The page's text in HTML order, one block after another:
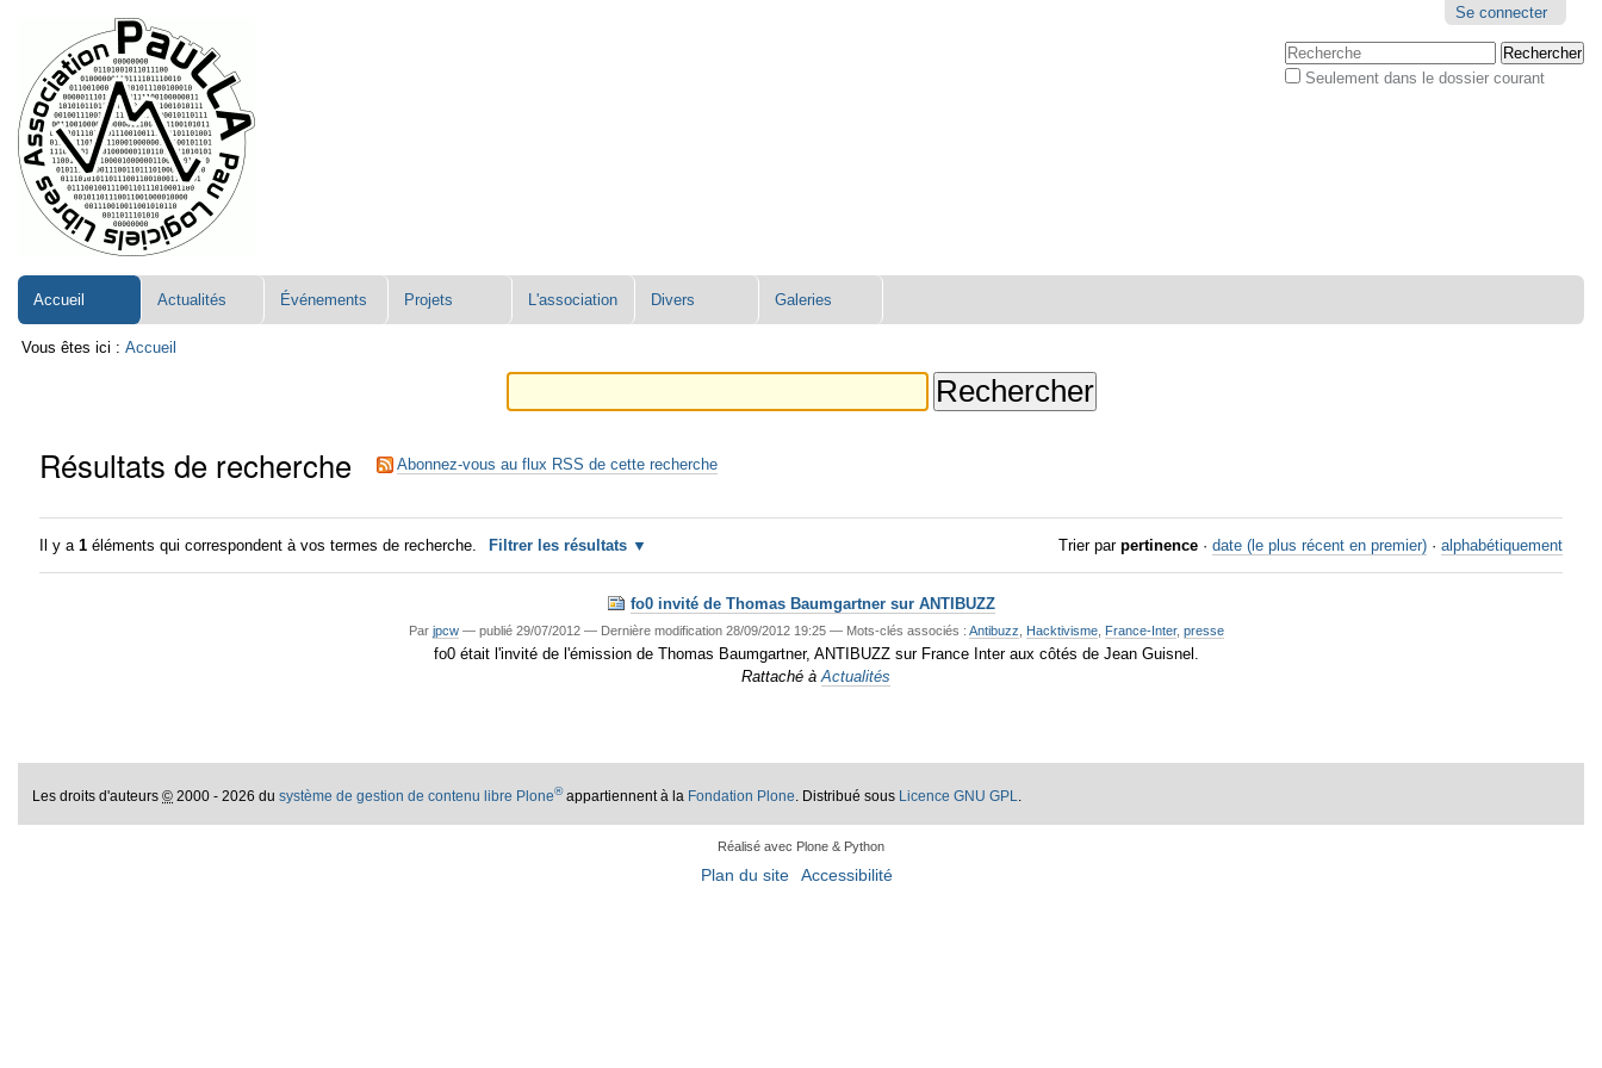
contenu.
Aller
à
la
navigation
personnels
Se connecter
Chercher par
Seulement dans le dossier courant
Accueil Actualités Événements Projets L'association Divers Galeries
Vous êtes ici : Accueil
Résultats de recherche Abonnez-vous au flux RSS de cette recherche
Il y a1 éléments qui correspondent à vos termes de recherche. Filtrer les résultats Trier par pertinence · date (le plus récent en premier) · alphabétiquement
fo0 invité de Thomas Baumgartner sur ANTIBUZZ
Par jpcw — publié29/07/2012 — Dernière modification28/09/2012 19:25 — Mots-clés associés : Antibuzz Hacktivisme, France-Inter, presse
fo0 était l'invité de l'émission de Thomas Baumgartner, ANTIBUZZ sur France Inter aux côtés de Jean Guisnel.
Rattaché à Actualités
Les droits d'auteurs© 2000 - 2026 dusystème de gestion de contenu libre Plone®appartiennent à la Fondation Plone. Distribué sous Licence GNU GPL.
Réalisé avec Plone & Python
Plan du site Accessibilité